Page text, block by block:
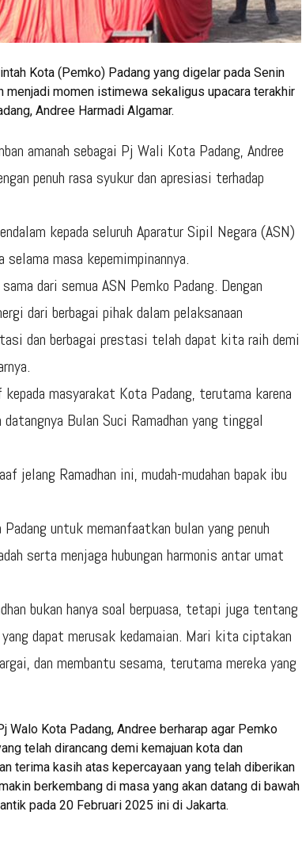
Kota (Pemko) Padang yang digelar pada Senin
momen istimewa sekaligus upacara terakhir
Andree Harmadi Algamar.
amanah sebagai Pj Wali Kota Padang, Andree
penuh rasa syukur dan apresiasi terhadap
kepada seluruh Aparatur Sipil Negara (ASN)
masa kepemimpinannya.
dari semua ASN Pemko Padang. Dengan
dari berbagai pihak dalam pelaksanaan
dan berbagai prestasi telah dapat kita raih demi
kepada masyarakat Kota Padang, terutama karena
Bulan Suci Ramadhan yang tinggal
jelang Ramadhan ini, mudah-mudahan bapak ibu
untuk memanfaatkan bulan yang penuh
serta menjaga hubungan harmonis antar umat
bukan hanya soal berpuasa, tetapi juga tentang
dapat merusak kedamaian. Mari kita ciptakan
dan membantu sesama, terutama mereka yang
Walo Kota Padang, Andree berharap agar Pemko
telah dirancang demi kemajuan kota dan
terima kasih atas kepercayaan yang telah diberikan
berkembang di masa yang akan datang di bawah
pada 20 Februari 2025 ini di Jakarta.